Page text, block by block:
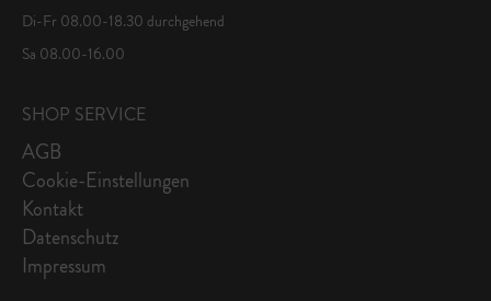
Di-Fr 08.00-18.30 durchgehend
Sa 08.00-16.00
SHOP SERVICE
AGB
Cookie-Einstellungen
Kontakt
Datenschutz
Impressum